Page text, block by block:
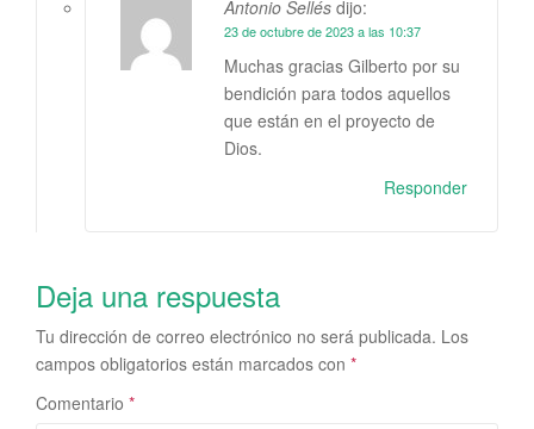
Antonio Sellés dijo:
23 de octubre de 2023 a las 10:37
Muchas gracias Gilberto por su
bendición para todos aquellos
que están en el proyecto de
Dios.
Responder
Deja una respuesta
Tu dirección de correo electrónico no será publicada. Los
campos obligatorios están marcados con *
Comentario *